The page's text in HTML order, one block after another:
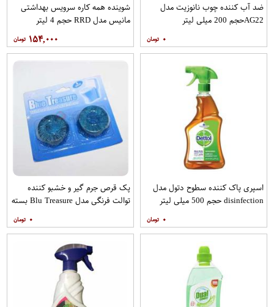
ضد آب کننده چوب نانوزیت مدل
AG22حجم 200 میلی لیتر
۰
شوینده همه کاره سرویس بهداشتی
مانیس مدل RRD حجم 4 لیتر
۱۵۴,۰۰۰
اسپری پاک کننده سطوح دتول مدل
disinfection حجم 500 میلی لیتر
۰
پک قرص جرم گیر و خشبو کننده
توالت فرنگی مدل Blu Treasure بسته
۰